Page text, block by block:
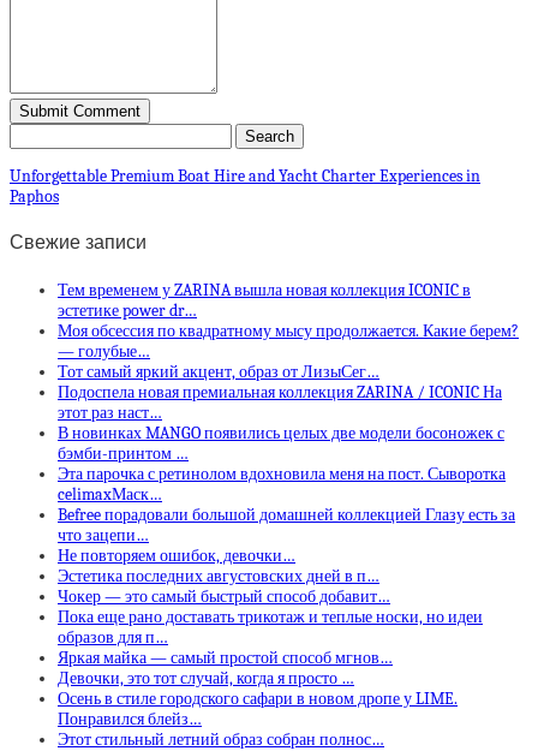
Unforgettable Premium Boat Hire and Yacht Charter Experiences in
Paphos
Свежие записи
Тем временем у ZARINA вышла новая коллекция ICONIC в
эстетике power dr…
Моя обсессия по квадратному мысу продолжается. Какие берем?
— голубые…
Тот самый яркий акцент, образ от ЛизыСег…
Подоспела новая премиальная коллекция ZARINA / ICONIC На
этот раз наст…
В новинках MANGO появились целых две модели босоножек с
бэмби-принтом …
Эта парочка с ретинолом вдохновила меня на пост. Сыворотка
celimaxМаск…
Befree порадовали большой домашней коллекцией Глазу есть за
что зацепи…
Не повторяем ошибок, девочки…
Эстетика последних августовских дней в п…
Чокер — это самый быстрый способ добавит…
Пока еще рано доставать трикотаж и теплые носки, но идеи
образов для п…
Яркая майка — самый простой способ мгнов…
Девочки, это тот случай, когда я просто …
Осень в стиле городского сафари в новом дропе у LIME.
Понравился блейз…
Этот стильный летний образ собран полнос…